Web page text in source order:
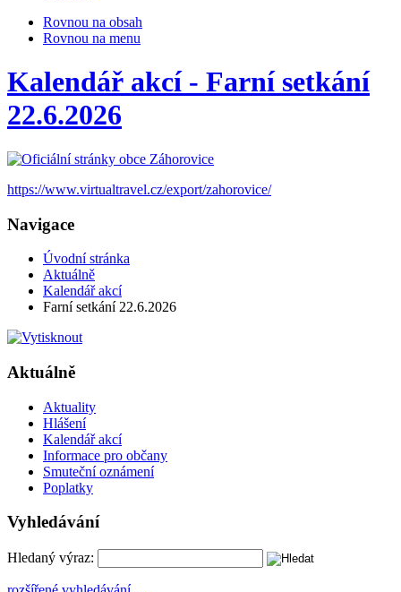
Rovnou na obsah
Rovnou na menu
Kalendář akcí - Farní setkání
22.6.2026
https://www.virtualtravel.cz/export/zahorovice/
Navigace
Úvodní stránka
Aktuálně
Kalendář akcí
Farní setkání 22.6.2026
Aktuálně
Aktuality
Hlášení
Kalendář akcí
Informace pro občany
Smuteční oznámení
Poplatky
Vyhledávání
Hledaný výraz: